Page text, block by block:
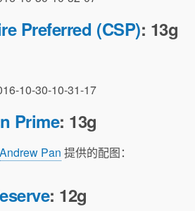
Preferred (CSP): 13g
Prime: 13g
Andrew Pan 提供的配图：
: 12g